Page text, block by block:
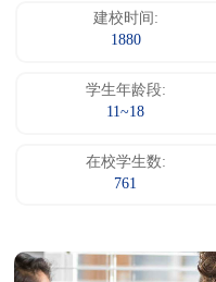
建校时间:
1880
学生年龄段:
11~18
在校学生数:
761